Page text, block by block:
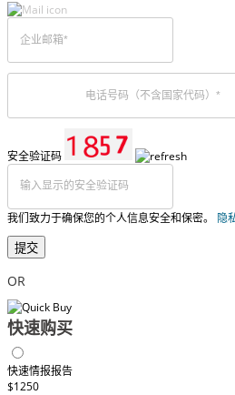
安全验证码
我们致力于确保您的个人信息安全和保密。 隐
提交
OR
快速购买
快速情报报告
$1250